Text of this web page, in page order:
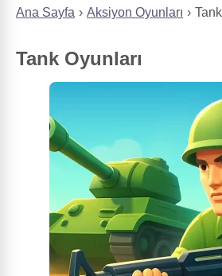
Ana Sayfa Aksiyon Oyunları
Tank Oyunları